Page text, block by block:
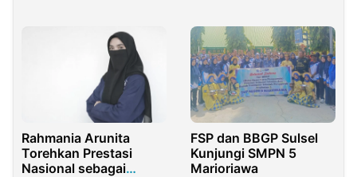
Rahmania Arunita
Torehkan Prestasi
Nasional sebagai
FSP dan BBGP Sulsel
Kunjungi SMPN 5
Marioriawa